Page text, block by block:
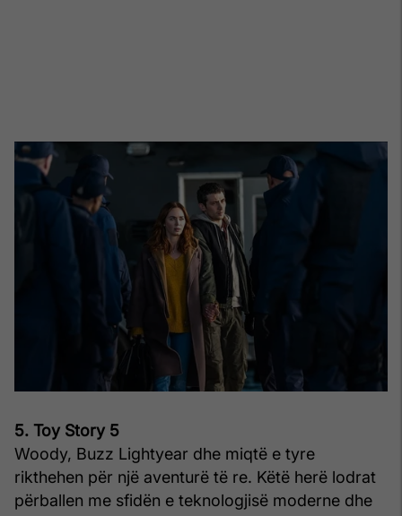
5. Toy Story 5
Woody, Buzz Lightyear dhe miqtë e tyre
rikthehen për një aventurë të re. Këtë herë lodrat
përballen me sfidën e teknologjisë moderne dhe